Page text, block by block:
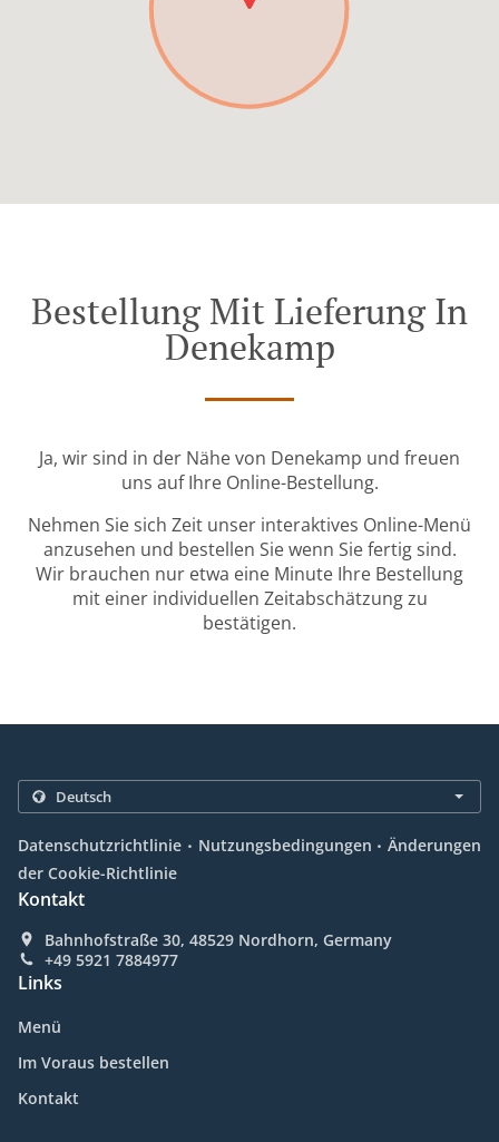
Bestellung Mit Lieferung In
Denekamp
Ja, wir sind in der Nähe von Denekamp und freuen
uns auf Ihre Online-Bestellung.
Nehmen Sie sich Zeit unser interaktives Online-Menü
anzusehen und bestellen Sie wenn Sie fertig sind.
Wir brauchen nur etwa eine Minute Ihre Bestellung
mit einer individuellen Zeitabschätzung zu
bestätigen.
Datenschutzrichtlinie . Nutzungsbedingungen . Änderungen
der Cookie-Richtlinie
Kontakt
Bahnhofstraße 30, 48529 Nordhorn, Germany
+49 5921 7884977
Links
Menü
Im Voraus bestellen
Kontakt